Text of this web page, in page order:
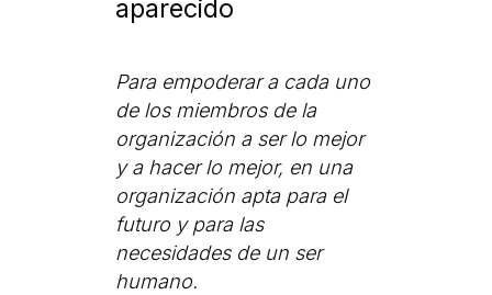
aparecido
Para empoderar a cada uno
de los miembros de la
organización a ser lo mejor
y a hacer lo mejor, en una
organización apta para el
futuro y para las
necesidades de un ser
humano.